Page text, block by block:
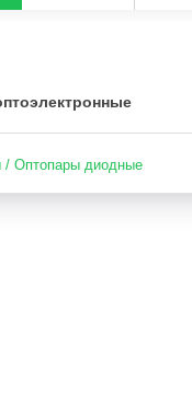
/ Оптопары диодные